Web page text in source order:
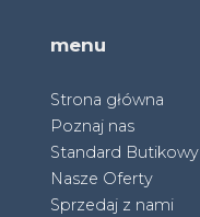
menu
Strona główna
Poznaj nas
Standard Butikowy
Nasze Oferty
Sprzedaj z nami